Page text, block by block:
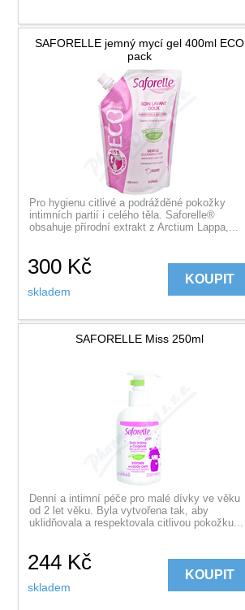
SAFORELLE jemný mycí gel 400ml ECO
pack
Pro hygienu citlivé a podrážděné pokožky
intimních partií i celého těla. Saforelle®
obsahuje přírodní extrakt z Arctium Lappa,...
300 Kč
skladem
KOUPIT
SAFORELLE Miss 250ml
Denní a intimní péče pro malé dívky ve věku
od 2 let věku. Byla vytvořena tak, aby
uklidňovala a respektovala citlivou pokožku...
244 Kč
skladem
KOUPIT